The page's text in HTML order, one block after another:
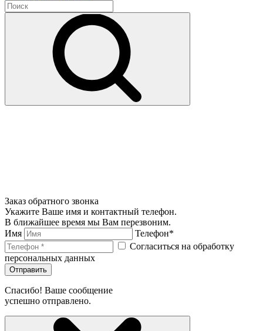
Заказ обратного звонка
Укажите Ваше имя и контактный телефон.
В ближайшее время мы Вам перезвоним.
Имя
Телефон*
Согласиться на обработку
персональных данных
Отправить
Спасибо! Ваше сообщение
успешно отправлено.